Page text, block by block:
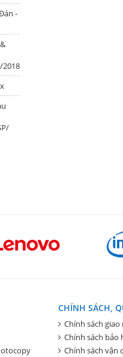
-
2018
CHÍNH SÁCH,
Chính sách
Chính sách bảo
Chính sách vận